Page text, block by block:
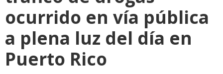
ocurrido en vía pública
a plena luz del día en
Puerto Rico